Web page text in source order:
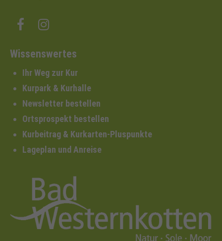
Wissenswertes
Ihr Weg zur Kur
Kurpark & Kurhalle
Newsletter bestellen
Ortsprospekt bestellen
Kurbeitrag & Kurkarten-Pluspunkte
Lageplan und Anreise